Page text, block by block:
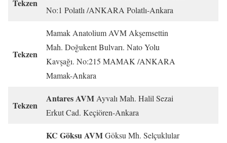
Tekzen
No:1 Polatlı /ANKARA Polatlı-Ankara
Tekzen
Mamak Anatolium AVM Akşemsettin
Mah. Doğukent Bulvarı. Nato Yolu
Kavşağı. No:215 MAMAK /ANKARA
Mamak-Ankara
Tekzen
Antares AVM Ayvalı Mah. Halil Sezai
Erkut Cad. Keçiören-Ankara
KC Göksu AVMGöksu Mh. Selçuklular